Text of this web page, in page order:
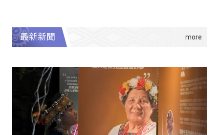
最新新聞